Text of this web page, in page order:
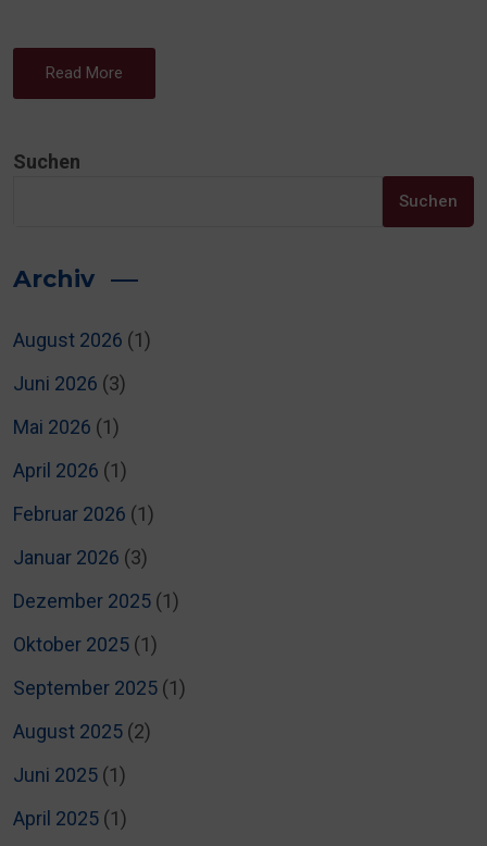
Read More
Suchen
Suchen
Archiv
August 2026 (1)
Juni 2026 (3)
Mai 2026 (1)
April 2026 (1)
Februar 2026 (1)
Januar 2026 (3)
Dezember 2025 (1)
Oktober 2025 (1)
September 2025 (1)
August 2025 (2)
Juni 2025 (1)
April 2025 (1)